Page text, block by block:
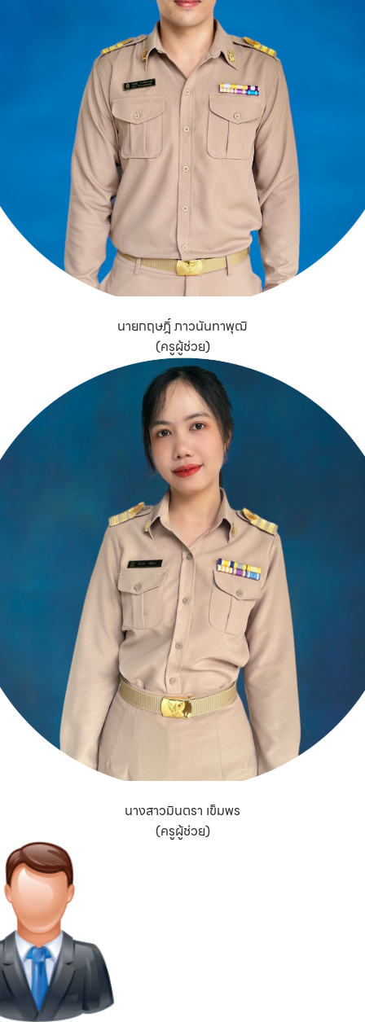
นายกฤษฎิ์ ภาวนันทาพุฒิ
(ครูผู้ช่วย)
นางสาวมินตรา เข็มพร
(ครูผู้ช่วย)